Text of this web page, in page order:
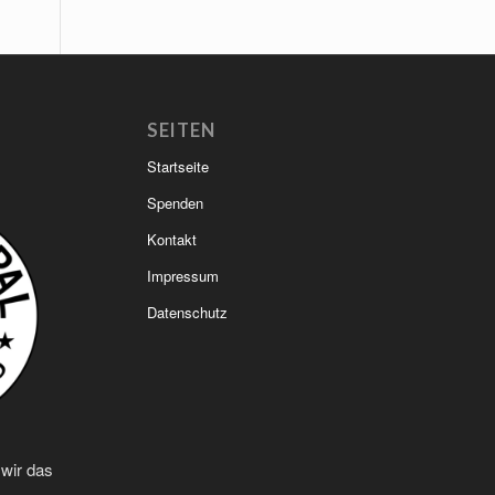
das
SEITEN
Startseite
Spenden
Kontakt
Impressum
Datenschutz